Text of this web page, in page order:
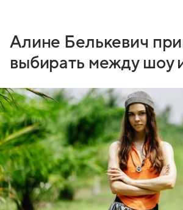
Алине Белькевич
выбирать между шоу